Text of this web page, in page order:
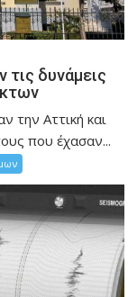
δυνάμεις
την Αττική και
που έχασαν...